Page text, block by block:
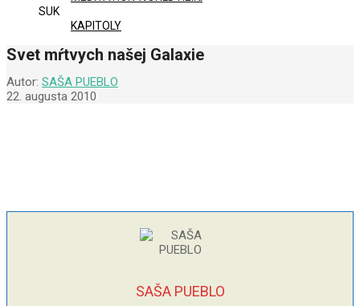
SUK
KAPITOLY
Svet mŕtvych našej Galaxie
Autor: SAŠA PUEBLO
22. augusta 2010
SAŠA PUEBLO